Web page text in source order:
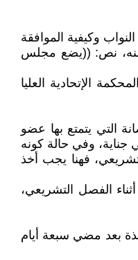
موضوع إستقالات النواب وكيفية الموافقة
الى قانون يَسنٌه مجلس النواب يعالج حالات إستبدال أعضائه عند الإستقالة أو الإقالة أو الوفاة [المادة: 49/خامسا]، وفي المادة (51) منه، نص: ((يضع مجلس
الإتحادية العليا
على أستقالة نوابه، وفي المادة (63/ثانيا) أشار الى الحصانة التي يتمتع بها عضو
جناية، وفي حالة كونه
فهنا يجب أخذ
الفصل التشريعي،
وتعد نافذة بعد مضي سبعة أيام